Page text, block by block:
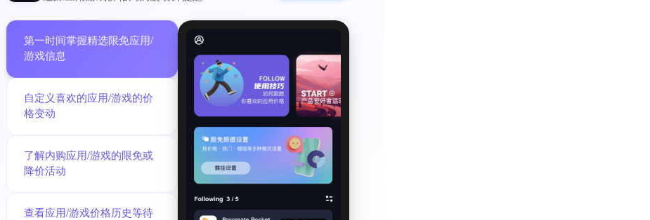
文化的发展，作出了重要贡献，而且对我国2000多年来思想文化的发展，产生了深远的影响。
儿歌、兔小贝儿歌、小伴龙儿歌、宝宝巴士儿歌、巴塔木儿歌、little fox、妮妮猫、开心儿歌、蓝迪儿
歌 ...宝宝想听的儿歌，都在这里！
画短片、奇妙汉字、熊出没、大头儿子小头爸爸、臭屁虫、迪斯尼动画、粉红猪小妹、姆姆抱抱、乐比悠
都在这里！
英语、行为习惯、睡前故事、启蒙认知、学说话、学古诗、认识万物、性格培养、认数字、说英语、十万
诗 、伊索预言… 适合宝宝学习的早教儿歌，都在这里！
边听边学！ 提供妈妈和宝贝最爱的胎教音乐、儿歌童谣、儿童故事、睡前童话、唐诗三字经、作文朗
等有声读物。海量故事，天天更新； 儿歌故事屋，给孩子一个快乐的童年。
个为什么, 经典儿歌, 贝瓦儿歌, 儿歌多多, 胎教盒子, 宝宝树, 辣妈帮, 育儿宝典, 宋词, 元曲, 宝巴士大全,
材, 儿童道德丛书, 早教图书, 汉子王国, 魔力小孩, 熊猫博士, 学习
第一时间掌握精选限免应用/
游戏信息
自定义喜欢的应用/游戏的价
格变动
了解内购应用/游戏的限免或
降价活动
查看应用/游戏价格历史等待